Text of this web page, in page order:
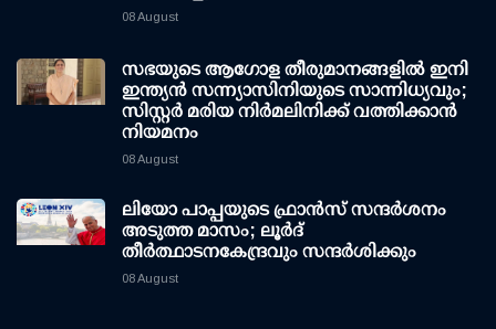
08 August
സഭയുടെ ആഗോള തീരുമാനങ്ങളിൽ ഇനി
ഇന്ത്യൻ സന്ന്യാസിനിയുടെ സാന്നിധ്യവും;
സിസ്റ്റർ മരിയ നിർമലിനിക്ക് വത്തിക്കാൻ
നിയമനം
08 August
ലിയോ പാപ്പയുടെ ഫ്രാൻസ് സന്ദർശനം
അടുത്ത മാസം; ലൂർദ്
തീർത്ഥാടനകേന്ദ്രവും സന്ദർശിക്കും
08 August